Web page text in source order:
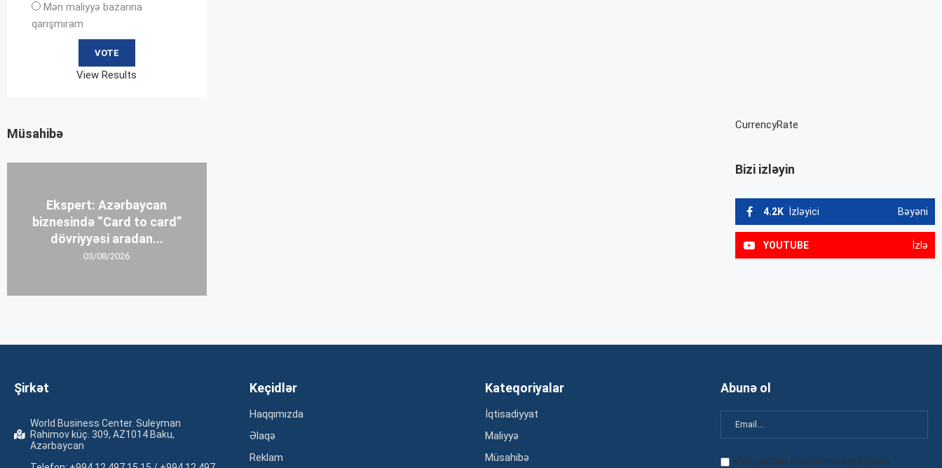
CurrencyRate
Bizi izləyin
4.2K İzləyici Bəyəni
YOUTUBE İzlə
Mən maliyyə bazarına
qarışmıram
View Results
Müsahibə
Ekspert: Azərbaycan
biznesində “Card to card”
dövriyyəsi aradan...
03/08/2026
Şirkət
World Business Center. Suleyman
Rahimov küç. 309, AZ1014 Baku,
Azərbaycan
Keçidlər
Haqqımızda
Əlaqə
Reklam
Kateqoriyalar
İqtisadiyyat
Maliyyə
Müsahibə
Abunə ol
Mən şərtləri oxudum və razılaşdım